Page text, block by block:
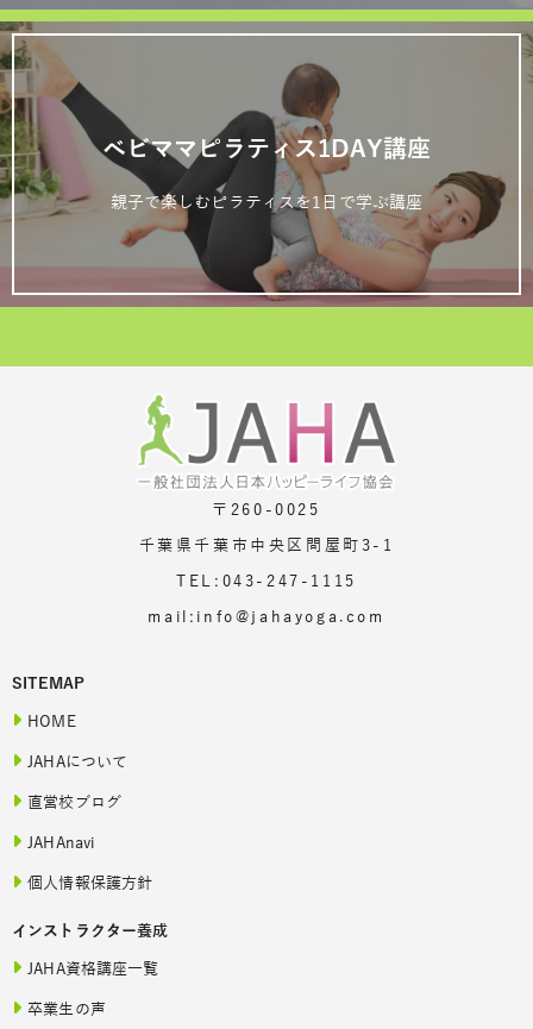
ベビママピラティス1DAY講座
親子で楽しむピラティスを1日で学ぶ講座
〒260-0025
千葉県千葉市中央区問屋町3-1
TEL:043-247-1115
mail:info@jahayoga.com
SITEMAP
HOME
JAHAについて
直営校ブログ
JAHAnavi
個人情報保護方針
インストラクター養成
JAHA資格講座一覧
卒業生の声